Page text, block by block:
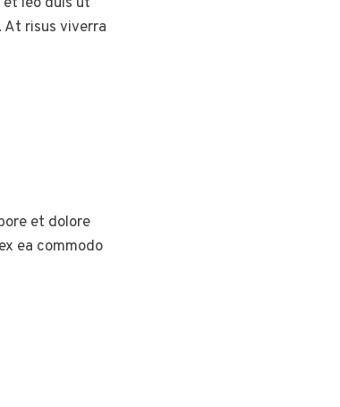
At risus viverra
et dolore
ea commodo